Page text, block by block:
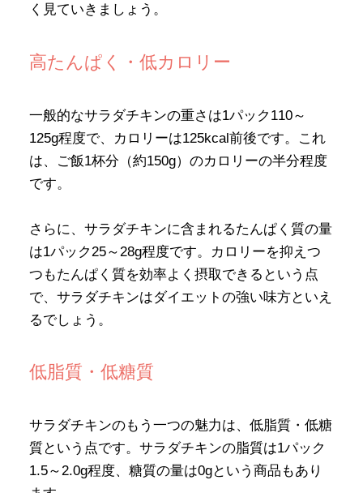
く見ていきましょう。
高たんぱく・低カロリー
一般的なサラダチキンの重さは1パック110～
125g程度で、カロリーは125kcal前後です。これ
は、ご飯1杯分（約150g）のカロリーの半分程度
です。
さらに、サラダチキンに含まれるたんぱく質の量
は1パック25～28g程度です。カロリーを抑えつ
つもたんぱく質を効率よく摂取できるという点
で、サラダチキンはダイエットの強い味方といえ
るでしょう。
低脂質・低糖質
サラダチキンのもう一つの魅力は、低脂質・低糖
質という点です。サラダチキンの脂質は1パック
1.5～2.0g程度、糖質の量は0gという商品もあり